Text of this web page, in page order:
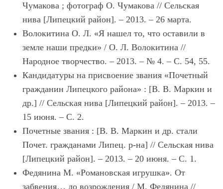
Чумакова ; фотограф О. Чумакова // Сельская
нива [Липецкий район]. – 2013. – 26 марта.
Волокитина О. Л. «Я нашел то, что оставили в
земле наши предки» / О. Л. Волокитина //
Народное творчество. – 2013. – № 4. – С. 54, 55.
Кандидатуры на присвоение звания «Почетный
гражданин Липецкого района» : [В. В. Маркин и
др.] // Сельская нива [Липецкий район]. – 2013. –
15 июня. – С. 2.
Почетные звания : [В. В. Маркин и др. стали
Почет. гражданами Липец. р-на] // Сельская нива
[Липецкий район]. – 2013. – 20 июня. – С. 1.
Федянина М. «Романовская игрушка». От
забвения… до возрождения / М. Федянина //